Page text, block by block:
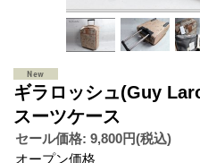
ギラロッシュ(Guy
スーツケース
セール価格: 9,800円(税込)
オープン価格